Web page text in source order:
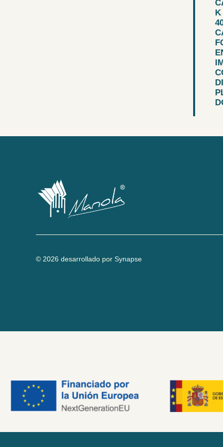
K
© 2026 desarrollado por Synapse